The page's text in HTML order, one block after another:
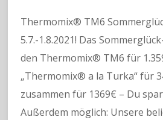
Thermomix® TM6
5.7.-1.8.2021! Das
den Thermomix® TM6 für
„Thermomix® a la Turka“ für
zusammen für 1369€ – Du
Außerdem möglich: Unsere